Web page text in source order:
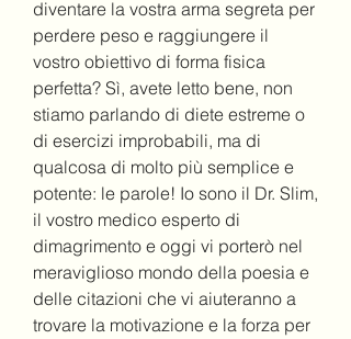
diventare la vostra arma segreta per
perdere peso e raggiungere il
vostro obiettivo di forma fisica
perfetta? Sì, avete letto bene, non
stiamo parlando di diete estreme o
di esercizi improbabili, ma di
qualcosa di molto più semplice e
potente: le parole! Io sono il Dr. Slim,
il vostro medico esperto di
dimagrimento e oggi vi porterò nel
meraviglioso mondo della poesia e
delle citazioni che vi aiuteranno a
trovare la motivazione e la forza per